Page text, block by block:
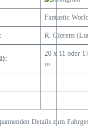
Fantastic World
R. Gierens
20 x 11 oder
m
Details zum